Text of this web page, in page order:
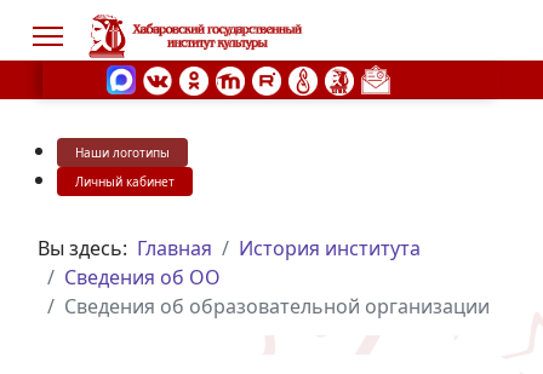
Наши логотипы
Личный кабинет
Вы здесь: Главная
История института
Сведения об ОО
Сведения об образовательной организации